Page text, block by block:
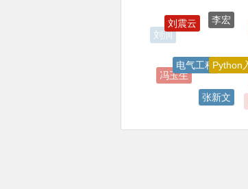
刘润
刘震云
李宏
冯玉生
电气工程
麦家
张新文